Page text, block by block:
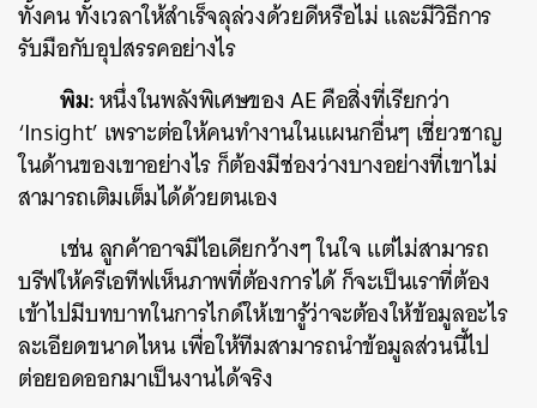
ทั้งคน ทั้งเวลาให้สำเร็จลุล่วงด้วยดีหรือไม่ และมีวิธีการ
รับมือกับอุปสรรคอย่างไร
พิม:หนึ่งในพลังพิเศษของ AE คือสิ่งที่เรียกว่า
‘Insight’ เพราะต่อให้คนทำงานในแผนกอื่นๆ เชี่ยวชาญ
ในด้านของเขาอย่างไร ก็ต้องมีช่องว่างบางอย่างที่เขาไม่
สามารถเติมเต็มได้ด้วยตนเอง
เช่น ลูกค้าอาจมีไอเดียกว้างๆ ในใจ แต่ไม่สามารถ
บรีฟให้ครีเอทีฟเห็นภาพที่ต้องการได้ ก็จะเป็นเราที่ต้อง
เข้าไปมีบทบาทในการไกด์ให้เขารู้ว่าจะต้องให้ข้อมูลอะไร
ละเอียดขนาดไหน เพื่อให้ทีมสามารถนำข้อมูลส่วนนี้ไป
ต่อยอดออกมาเป็นงานได้จริง